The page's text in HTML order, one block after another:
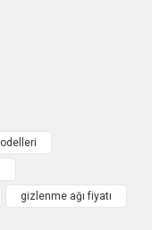
gizlenme ağı fiyatı